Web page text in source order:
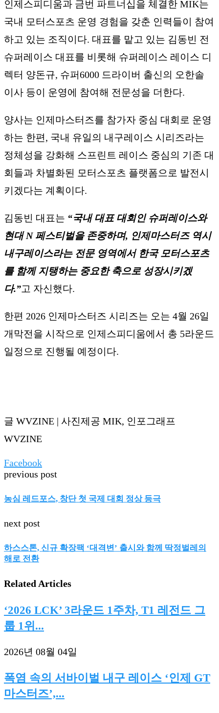
인제스피디움과 금번 파트너십을 체결한 MIK는
국내 모터스포츠 운영 경험을 갖춘 인력들이 참여
하고 있는 조직이다. 대표를 맡고 있는 김동빈 전
슈퍼레이스 대표를 비롯해 슈퍼레이스 레이스 디
렉터 양돈규, 슈퍼6000 드라이버 출신의 오한솔
이사 등이 운영에 참여해 전문성을 더한다.
양사는 인제마스터즈를 참가자 중심 대회로 운영
하는 한편, 국내 유일의 내구레이스 시리즈라는
정체성을 강화해 스프린트 레이스 중심의 기존 대
회들과 차별화된 모터스포츠 플랫폼으로 발전시
키겠다는 계획이다.
김동빈 대표는 “국내 대표 대회인 슈퍼레이스와
현대 N 페스티벌을 존중하며, 인제마스터즈 역시
내구레이스라는 전문 영역에서 한국 모터스포츠
를 함께 지탱하는 중요한 축으로 성장시키겠
다.”고 자신했다.
한편 2026 인제마스터즈 시리즈는 오는 4월 26일
개막전을 시작으로 인제스피디움에서 총 5라운드
일정으로 진행될 예정이다.
글 WVZINE | 사진제공 MIK, 인포그래프
WVZINE
Facebook
previous post
농심 레드포스, 창단 첫 국제 대회 정상 등극
next post
하스스톤, 신규 확장팩 ‘대격변’ 출시와 함께 딱정벌레의
해로 전환
Related Articles
‘2026 LCK’ 3라운드 1주차, T1 레전드 그
룹 1위...
2026년 08월 04일
폭염 속의 서바이벌 내구 레이스 ‘인제 GT
마스터즈’,...